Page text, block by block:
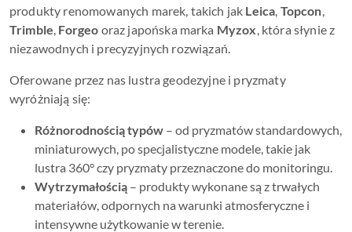
produkty renomowanych marek, takich jak Leica, Topcon,
Trimble, Forgeo oraz japońska marka Myzox, która słynie z
niezawodnych i precyzyjnych rozwiązań.
Oferowane przez nas lustra geodezyjne i pryzmaty
wyróżniają się:
Różnorodnością typów – od pryzmatów standardowych,
miniaturowych, po specjalistyczne modele, takie jak
lustra 360° czy pryzmaty przeznaczone do monitoringu.
Wytrzymałością – produkty wykonane są z trwałych
materiałów, odpornych na warunki atmosferyczne i
intensywne użytkowanie w terenie.